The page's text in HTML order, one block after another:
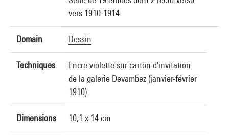
vers 1910-1914
Domain Dessin
Techniques
Encre violette sur carton d'invitation
de la galerie Devambez (janvier-février
1910)
Dimensions 10,1 x 14 cm